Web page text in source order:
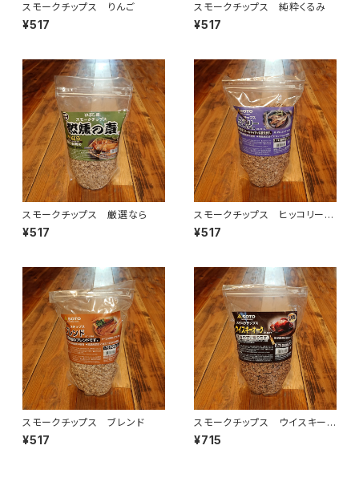
スモークチップス りんご
¥517
スモークチップス 純粋くるみ
¥517
スモークチップス 厳選なら
¥517
スモークチップス ヒッコリー
（オニグルミ）
¥517
スモークチップス ブレンド
¥517
スモークチップス ウイスキーオ
ーク
¥715